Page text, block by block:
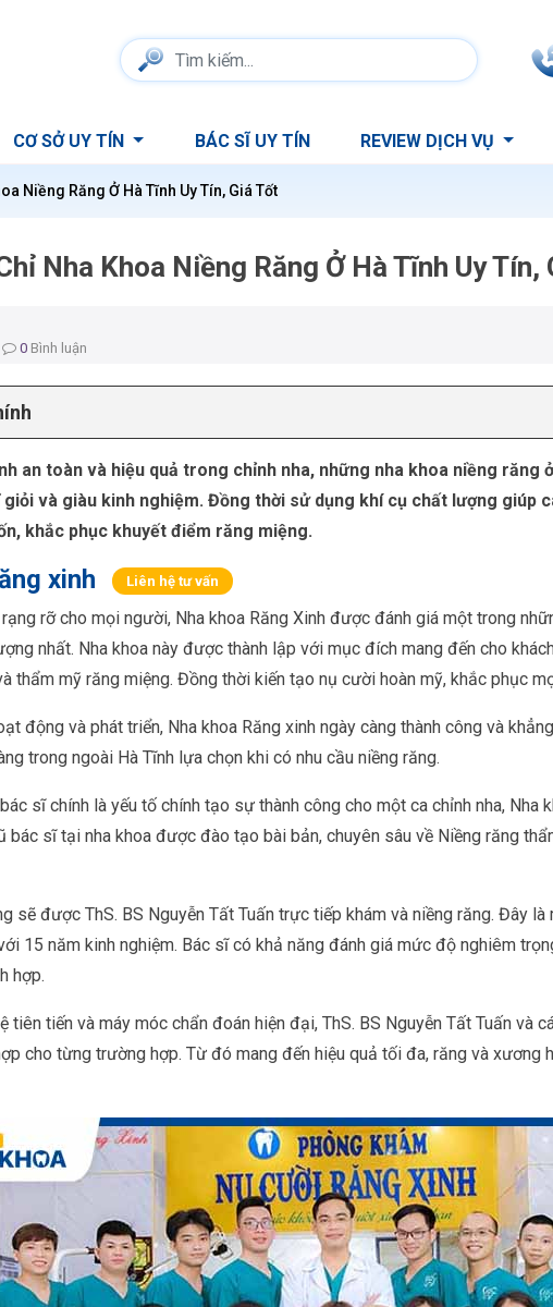
CƠ SỞ UY TÍN BÁC SĨ UY TÍN REVIEW DỊCH VỤ
Niềng Răng Ở Hà Tĩnh Uy Tín, Giá Tốt
Nha Khoa Niềng Răng Ở Hà Tĩnh Uy Tín,
0Bình luận
an toàn và hiệu quả trong chỉnh nha, những nha khoa niềng răng
và giàu kinh nghiệm. Đồng thời sử dụng khí cụ chất lượng giúp
khắc phục khuyết điểm răng miệng.
xinh Liên hệ tư vấn
rỡ cho mọi người, Nha khoa Răng Xinh được đánh giá một trong
nhất. Nha khoa này được thành lập với mục đích mang đến cho
thẩm mỹ răng miệng. Đồng thời kiến tạo nụ cười hoàn mỹ, khắc phục
động và phát triển, Nha khoa Răng xinh ngày càng thành công và
trong ngoài Hà Tĩnh lựa chọn khi có nhu cầu niềng răng.
sĩ chính là yếu tố chính tạo sự thành công cho một ca chỉnh nha, Nha
bác sĩ tại nha khoa được đào tạo bài bản, chuyên sâu về Niềng răng
sẽ được ThS. BS Nguyễn Tất Tuấn trực tiếp khám và niềng răng. Đây
15 năm kinh nghiệm. Bác sĩ có khả năng đánh giá mức độ nghiêm
hợp.
tiên tiến và máy móc chẩn đoán hiện đại, ThS. BS Nguyễn Tất Tuấn và
cho từng trường hợp. Từ đó mang đến hiệu quả tối đa, răng và xương